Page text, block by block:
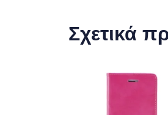
Σχετικά